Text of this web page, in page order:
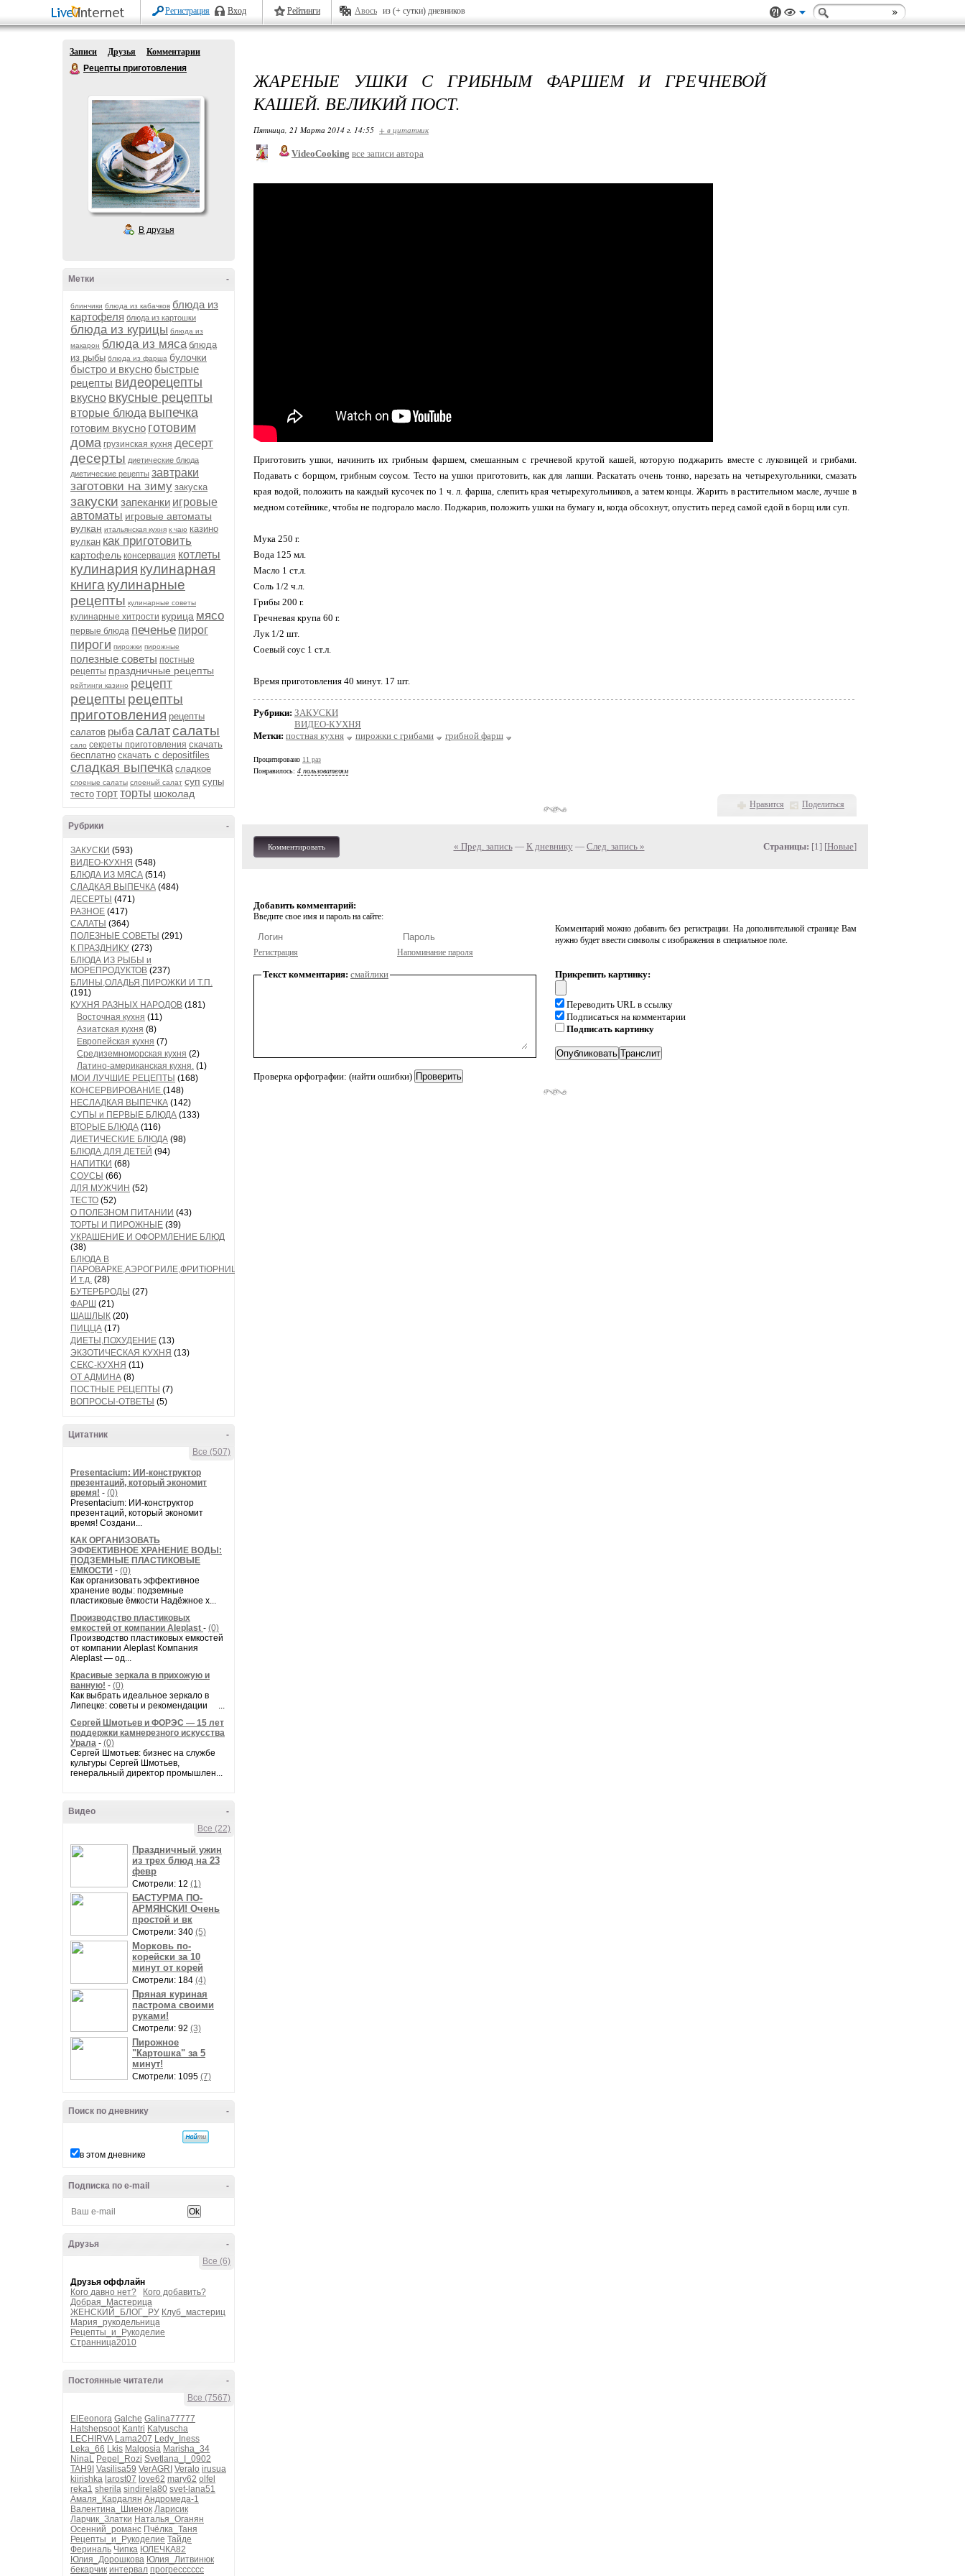
Регистрация Вход Рейтинги Авось из (+ сутки) дневников
Записи Друзья
Комментарии
Рецепты приготовления
В друзья
-
Метки
блинчики блюда из кабачков блюда из
картофеля блюда из картошки
блюда из курицы блюда из
макарон блюда из мяса блюда
из рыбы блюда из фарша булочки
быстро и вкусно быстрые
рецепты видеорецепты
вкусно вкусные рецепты
вторые блюда выпечка
готовим вкусно готовим
дома грузинская кухня десерт
десерты диетические блюда
диетические рецепты завтраки
заготовки на зиму закуска
закуски запеканки игровые
автоматы игровые автоматы
вулкан итальянская кухня к чаю казино
вулкан как приготовить
картофель консервация котлеты
кулинария кулинарная
книга кулинарные
рецепты кулинарные советы
кулинарные хитрости курица мясо
первые блюда печенье пирог
пироги пирожки пирожные
полезные советы постные
рецепты праздничные рецепты
рейтинги казино рецепт
рецепты рецепты
приготовления рецепты
салатов рыбасалатсалаты
сало секреты приготовления скачать
бесплатно скачать с depositfiles
сладкая выпечка сладкое
слоеные салаты слоеный салат суп супы
тесто тортторты шоколад
-
Рубрики
ЗАКУСКИ (593)
ВИДЕО-КУХНЯ (548)
БЛЮДА ИЗ МЯСА (514)
СЛАДКАЯ ВЫПЕЧКА (484)
ДЕСЕРТЫ (471)
РАЗНОЕ (417)
САЛАТЫ (364)
ПОЛЕЗНЫЕ СОВЕТЫ (291)
К ПРАЗДНИКУ (273)
БЛЮДА ИЗ РЫБЫ и
МОРЕПРОДУКТОВ (237)
БЛИНЫ,ОЛАДЬЯ,ПИРОЖКИ И Т.П.
(191)
КУХНЯ РАЗНЫХ НАРОДОВ (181)
Восточная кухня (11)
Азиатская кухня (8)
Европейская кухня (7)
Средиземноморская кухня (2)
Латино-американская кухня. (1)
МОИ ЛУЧШИЕ РЕЦЕПТЫ (168)
КОНСЕРВИРОВАНИЕ (148)
НЕСЛАДКАЯ ВЫПЕЧКА (142)
СУПЫ и ПЕРВЫЕ БЛЮДА (133)
ВТОРЫЕ БЛЮДА (116)
ДИЕТИЧЕСКИЕ БЛЮДА (98)
БЛЮДА ДЛЯ ДЕТЕЙ (94)
НАПИТКИ (68)
СОУСЫ (66)
ДЛЯ МУЖЧИН (52)
ТЕСТО (52)
О ПОЛЕЗНОМ ПИТАНИИ (43)
ТОРТЫ И ПИРОЖНЫЕ (39)
УКРАШЕНИЕ И ОФОРМЛЕНИЕ БЛЮД
(38)
БЛЮДА В
ПАРОВАРКЕ,АЭРОГРИЛЕ,ФРИТЮРНИЦЕ
И т.д. (28)
БУТЕРБРОДЫ (27)
ФАРШ (21)
ШАШЛЫК (20)
ПИЦЦА (17)
ДИЕТЫ,ПОХУДЕНИЕ (13)
ЭКЗОТИЧЕСКАЯ КУХНЯ (13)
СЕКС-КУХНЯ (11)
ОТ АДМИНА (8)
ПОСТНЫЕ РЕЦЕПТЫ (7)
ВОПРОСЫ-ОТВЕТЫ (5)
-
Цитатник
Все (507)
Presentacium: ИИ‑конструктор
презентаций, который экономит
время! - (0)
Presentacium: ИИ‑конструктор
презентаций, который экономит
время! Создани...
КАК ОРГАНИЗОВАТЬ
ЭФФЕКТИВНОЕ ХРАНЕНИЕ ВОДЫ:
ПОДЗЕМНЫЕ ПЛАСТИКОВЫЕ
ЁМКОСТИ - (0)
Как организовать эффективное
хранение воды: подземные
пластиковые ёмкости Надёжное х...
Производство пластиковых
емкостей от компании Aleplast - (0)
Производство пластиковых емкостей
от компании Aleplast Компания
Aleplast — од...
Красивые зеркала в прихожую и
ванную! - (0)
Как выбрать идеальное зеркало в
Липецке: советы и рекомендации ...
Сергей Шмотьев и ФОРЭС — 15 лет
поддержки камнерезного искусства
Урала - (0)
Сергей Шмотьев: бизнес на службе
культуры Сергей Шмотьев,
генеральный директор промышлен...
-
Видео
Все (22)
Праздничный ужин
из трех блюд на 23
февр
Смотрели: 12 (1)
БАСТУРМА ПО-
АРМЯНСКИ! Очень
простой и вк
Смотрели: 340 (5)
Морковь по-
корейски за 10
минут от корей
Смотрели: 184 (4)
Пряная куриная
пастрома своими
руками!
Смотрели: 92 (3)
Пирожное
"Картошка" за 5
минут!
Смотрели: 1095 (7)
-
Поиск по дневнику
в этом дневнике
-
Подписка по e-mail
-
Друзья
Все (6)
Друзья оффлайн
Кого давно нет?
Кого добавить?
Добрая_Мастерица
ЖЕНСКИЙ_БЛОГ_РУ Клуб_мастериц
Мария_рукодельница
Рецепты_и_Рукоделие
Странница2010
-
Постоянные читатели
Все (7567)
ElEeonora Galche Galina77777
Hatshepsoot Kantri Katyuscha
LECHIRVA Lama207 Ledy_Iness
Leka_66 Lkis Malgosia Marisha_34
NinaL Pepel_Rozi Svetlana_I_0902
TAH9I Vasilisa59 VerAGRI Veralo irusua
kiirishka larost07 love62 mary62 olfel
reka1 sherila sindirela80 svet-lana51
Амаля_Кардалян Андромеда-1
Валентина_Шиенок Ларисик
Ларчик_Златки Наталья_Оганян
Осенний_романс Пчёлка_Таня
Рецепты_и_Рукоделие Тайде
Фериналь Чипка ЮЛЕЧКА82
Юлия_Дорошкова Юлия_Литвинюк
бекарчик интервал прогресссссс
ЖАРЕНЫЕ УШКИ С ГРИБНЫМ ФАРШЕМ И ГРЕЧНЕВОЙ
КАШЕЙ. ВЕЛИКИЙ ПОСТ.
Пятница, 21 Марта 2014 г. 14:55 + в цитатник
VideoCooking все записи автора
Приготовить ушки, начинить их грибным фаршем, смешанным с гречневой крутой кашей, которую поджарить вместе с луковицей и грибами.
Подавать с борщом, грибным соусом. Тесто на ушки приготовить, как для лапши. Раскатать очень тонко, нарезать на четырехугольники, смазать
края водой, положить на каждый кусочек по 1 ч. л. фарша, слепить края четырехугольников, а затем концы. Жарить в растительном масле, лучше в
медном сотейнике, чтобы не подгорало масло. Поджарив, положить ушки на бумагу и, когда обсохнут, опустить перед самой едой в борщ или суп.
Мука 250 г.
Вода 125 мл.
Масло 1 ст.л.
Соль 1/2 ч.л.
Грибы 200 г.
Гречневая крупа 60 г.
Лук 1/2 шт.
Соевый соус 1 ст.л.
Время приготовления 40 минут. 17 шт.
Рубрики: ЗАКУСКИ
ВИДЕО-КУХНЯ
Метки: постная кухня пирожки с грибами грибной фарш
Процитировано 11 раз
Понравилось: 4 пользователям
Нравится Поделиться
Комментировать « Пред. запись— К дневнику — След. запись » Страницы: [1] [Новые]
Добавить комментарий:
Введите свое имя и пароль на сайте:
Регистрация Напоминание пароля
Комментарий можно добавить без регистрации. На дополнительной странице Вам
нужно будет ввести символы с изображения в специальное поле.
Текст комментария: смайлики
Проверка орфографии: (найти ошибки)
Прикрепить картинку:
Переводить URL в ссылку
Подписаться на комментарии
Подписать картинку